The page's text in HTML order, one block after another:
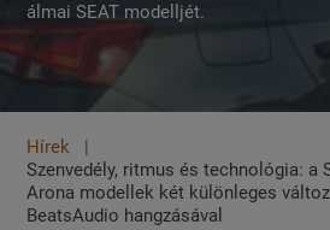
álmai SEAT modelljét.
Hírek
Szenvedély, ritmus és technológia: a
Arona modellek két különleges
BeatsAudio hangzásával